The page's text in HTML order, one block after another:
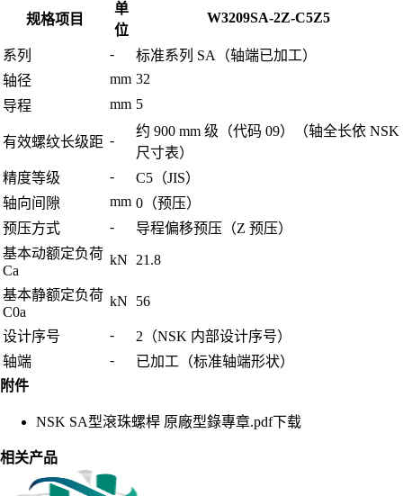
规格项目
单
位
W3209SA-2Z-C5Z5
系列 -
标准系列 SA（轴端已加工）
轴径
mm 32
导程
mm 5
有效螺纹长级距 -
约 900 mm 级（代码 09）（轴全长依 NSK
尺寸表）
精度等级
-
C5（JIS）
轴向间隙
mm 0（预压）
预压方式
-
导程偏移预压（Z 预压）
基本动额定负荷
Ca
kN 21.8
基本静额定负荷
C0a
kN 56
设计序号 -
2（NSK 内部设计序号）
轴端
-
已加工（标准轴端形状）
附件
NSK SA型滾珠螺桿 原廠型錄專章.pdf下载
相关产品